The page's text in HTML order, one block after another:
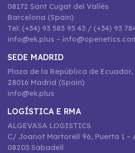
08172 Sant Cugat del Vallès
Barcelona (Spain)
Tel: (+34) 93 583 95 43 / (+34) 93
info@ek.plus –
SEDE MADRID
Plaza de la República de Ecuador,
28016 Madrid (Spain)
info@ek.plus
LOGÍSTICA E RMA
ALGEVASA LOGISTICS
C/ Joanot Martorell 96, Puerta 1 –
08203 Sabadell